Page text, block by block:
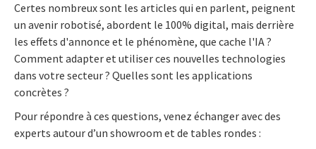
Certes nombreux sont les articles qui en parlent, peignent
un avenir robotisé, abordent le 100% digital, mais derrière
les effets d'annonce et le phénomène, que cache l'IA ?
Comment adapter et utiliser ces nouvelles technologies
dans votre secteur ? Quelles sont les applications
concrètes ?
Pour répondre à ces questions, venez échanger avec des
experts autour d’un showroom et de tables rondes :